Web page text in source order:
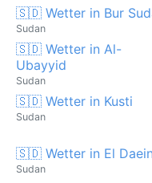
🇸🇩 Wetter in Bur
Sudan
🇸🇩 Wetter in Al-
Ubayyid
Sudan
🇸🇩 Wetter in Kusti
Sudan
🇸🇩 Wetter in El Daein
Sudan